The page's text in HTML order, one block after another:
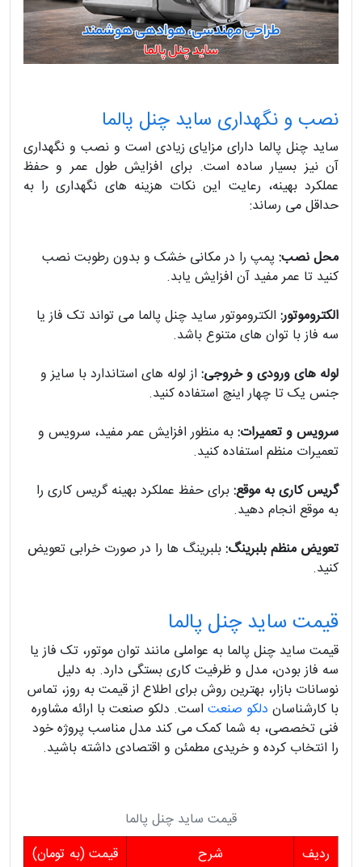
نصب و نگهداری ساید چنل پالما
ساید چنل پالما دارای مزایای زیادی است و نصب و نگهداری
آن نیز بسیار ساده است. برای افزایش طول عمر و حفظ
عملکرد بهینه، رعایت این نکات هزینه های نگهداری را به
حداقل می رساند:
محل نصب: پمپ را در مکانی خشک و بدون رطوبت نصب
کنید تا عمر مفید آن افزایش یابد.
الکتروموتور: الکتروموتور ساید چنل پالما می تواند تک فاز یا
سه فاز با توان های متنوع باشد.
لوله های ورودی و خروجی: از لوله های استاندارد با سایز و
جنس یک تا چهار اینچ استفاده کنید.
سرویس و تعمیرات:به منظور افزایش عمر مفید، سرویس و
تعمیرات منظم استفاده کنید.
گریس کاری به موقع:برای حفظ عملکرد بهینه گریس کاری را
به موقع انجام دهید.
تعویض منظم بلبرینگ:بلبرینگ ها را در صورت خرابی تعویض
کنید.
قیمت ساید چنل پالما
قیمت ساید چنل پالما به عواملی مانند توان موتور، تک فاز یا
سه فاز بودن، مدل و ظرفیت کاری بستگی دارد. به دلیل
نوسانات بازار، بهترین روش برای اطلاع از قیمت به روز، تماس
با کارشناسان دلکو صنعت است. دلکو صنعت با ارائه مشاوره
فنی تخصصی، به شما کمک می کند مدل مناسب پروژه خود
را انتخاب کرده و خریدی مطمئن و اقتصادی داشته باشید.
قیمت ساید چنل پالما
ردیف
شرح قیمت (به تومان)